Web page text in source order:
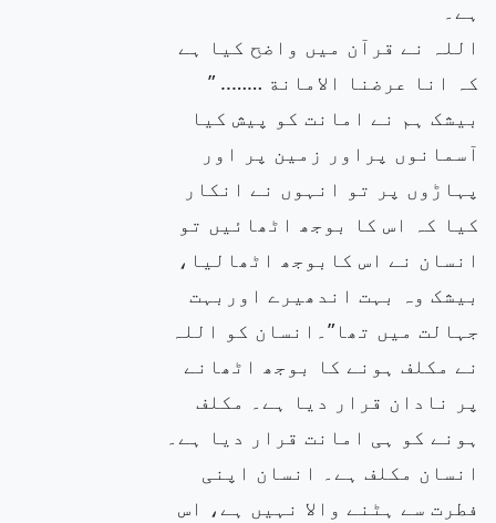
ہے۔
اللہ نے قرآن میں واضح کیا ہے
کہ انا عرضنا الامانة …….. ”
بیشک ہم نے امانت کو پیش کیا
آسمانوں پراور زمین پر اور
پہاڑوں پر تو انہوں نے انکار
کیا کہ اس کا بوجھ اٹھائیں تو
انسان نے اس کابوجھ اٹھالیا،
بیشک وہ بہت اندھیرے اوربہت
جہالت میں تھا”۔انسان کو اللہ
نے مکلف ہونے کا بوجھ اٹھانے
پر نادان قرار دیا ہے۔ مکلف
ہونے کو ہی امانت قرار دیا ہے۔
انسان مکلف ہے۔ انسان اپنی
فطرت سے ہٹنے والا نہیں ہے، اس